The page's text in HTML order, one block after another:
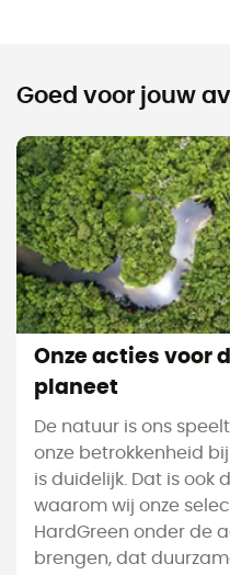
Goed voor jouw
Onze acties voor
planeet
De natuur is ons
onze betrokkenheid
is duidelijk. Dat is ook
waarom wij onze
HardGreen onder de
brengen, dat